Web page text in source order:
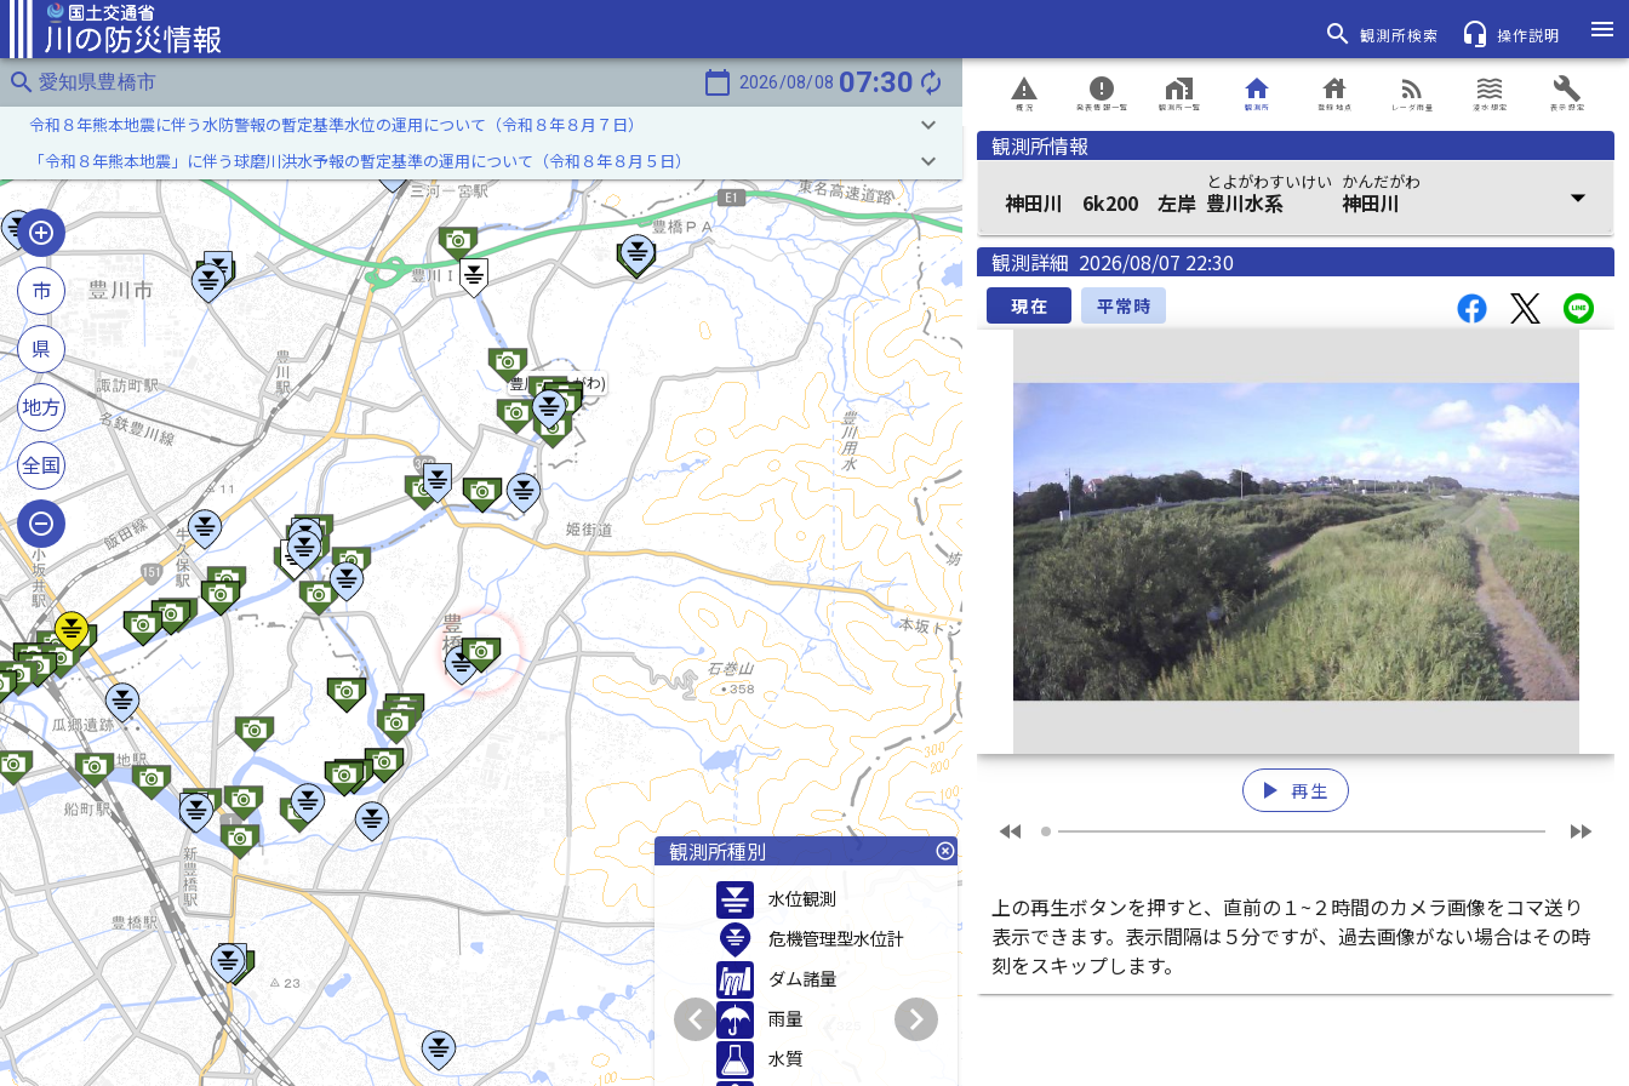
search 観測所検索 headset_mic 操作説明
menu
search 愛知県豊橋市 calendar_today 2026/08/08 07:30 autorenew
豊川(とよがわ)
令和８年熊本地震に伴う水防警報の暫定基準水位の運用について（令和８年８月７日） keyboard_arrow_down
「令和８年熊本地震」に伴う球磨川洪水予報の暫定基準の運用について（令和８年８月５日） keyboard_arrow_down
市
県
地方
全国
観測所種別 highlight_off
水位観測
危機管理型水位計
ダム諸量
雨量
水質
chevron_left chevron_right
概況
report_problem
発表情報一覧
error
観測所一覧
home_work
観測所
home
登録地点
house
レーダ雨量
rss_feed
浸水想定
waves
表示設定
build
観測所情報
神田川 6k200 左岸
とよがわすいけい
豊川水系
かんだがわ
神田川 arrow_drop_down
観測詳細 2026/08/07 22:30
現在 平常時
play_arrow 再生
fast_rewind fast_forward
上の再生ボタンを押すと、直前の１~２時間のカメラ画像をコマ送り
表示できます。表示間隔は５分ですが、過去画像がない場合はその時
刻をスキップします。